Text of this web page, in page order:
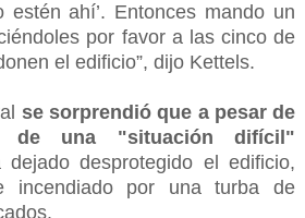
estén ahí’. Entonces mando un
por favor a las cinco de
el edificio”, dijo Kettels.
se sorprendió que a pesar de
de una "situación difícil"
desprotegido el edificio,
incendiado por una turba de